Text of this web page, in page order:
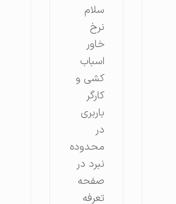
سلام
خاور
اسباب
کشی و
کارگر
باربری
محدوده
نبرد در
صفحه
تعرفه